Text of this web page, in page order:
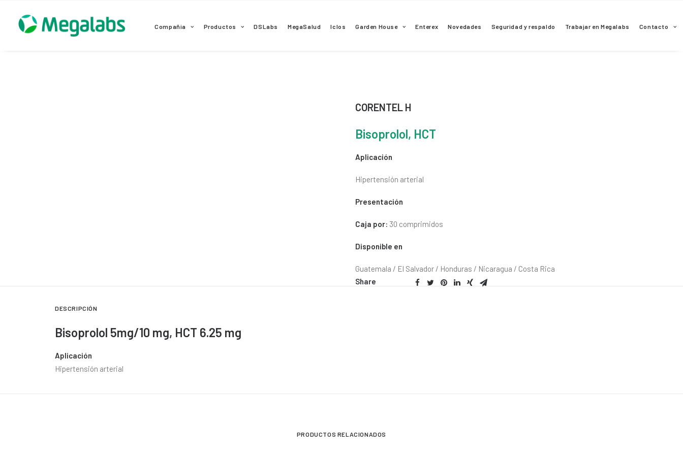
Compañia Productos DSLabs MegaSalud Iclos Garden House Enterex Novedades Seguridad y respaldo Trabajar en Megalabs Contacto
CORENTEL H
Bisoprolol, HCT
Aplicación
Hipertensión arterial
Presentación
Caja por: 30 comprimidos
Disponible en
Guatemala / El Salvador / Honduras / Nicaragua / Costa Rica
Share
DESCRIPCIÓN
Bisoprolol 5mg/10 mg, HCT 6.25 mg
Aplicación
Hipertensión arterial
PRODUCTOS RELACIONADOS